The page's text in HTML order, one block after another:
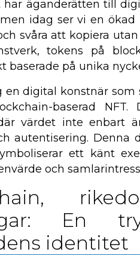
har äganderätten till
idag ser vi en
svåra att kopiera
tokens på
baserade på unika
en digital konstnär
baserad
värdet inte enbart
autentisering. Denna
ett känt
och
En
identitet